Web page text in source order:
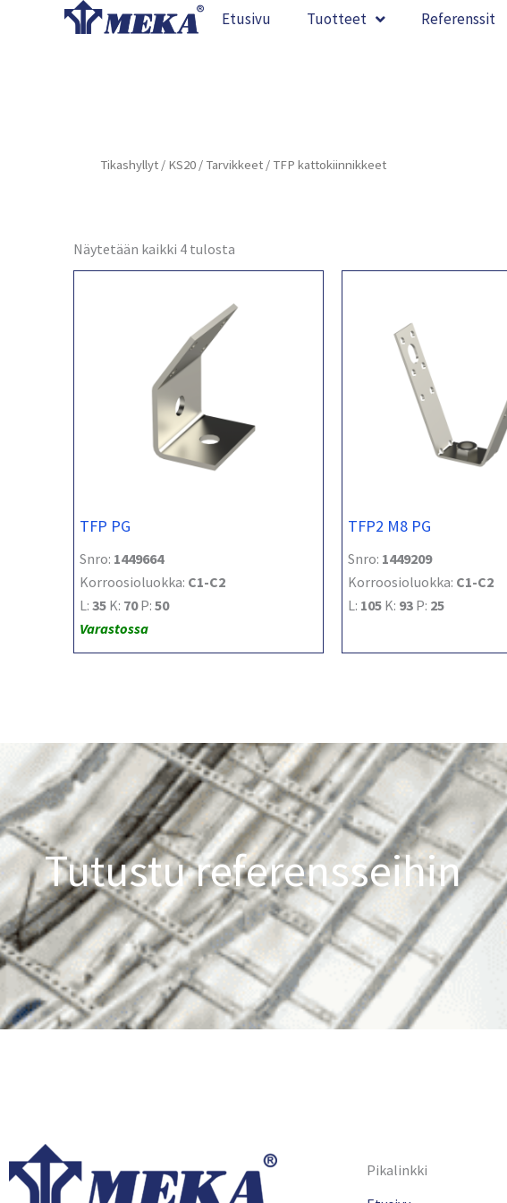
Etusivu Tuotteet Referenssit
Tikashyllyt / KS20 / Tarvikkeet / TFP kattokiinnikkeet
Näytetään kaikki 4 tulosta
TFP PG
Snro: 1449664
Korroosioluokka: C1-C2
L: 35 K: 70P: 50
Varastossa
TFP2 M8 PG
Snro: 1449209
Korroosioluokka: C1-C2
L: 105 K: 93 P: 25
Tutustu referensseihin
Pikalinkki